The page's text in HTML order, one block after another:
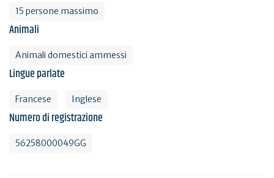
15 persone massimo
Animali
Animali domestici ammessi
Lingue parlate
Francese Inglese
Numero di registrazione
56258000049GG